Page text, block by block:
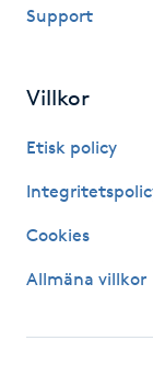
Klangmassage
Klippning &
Support
Villkor
Etisk policy
Cookies
Allmäna villkor